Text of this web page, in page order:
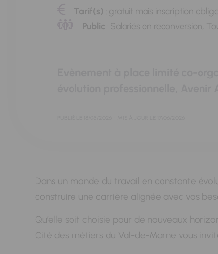
Tarif(s) : gratuit mais inscription
Public : Salariés en reconversion,
Dans un monde du travail en constante
construire une carrière alignée avec vos
Qu’elle soit choisie pour de nouveaux
Cité des métiers du Val-de-Marne vous